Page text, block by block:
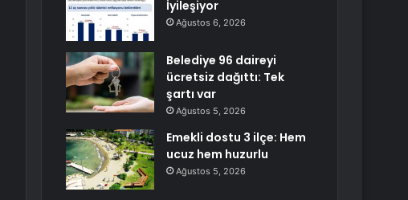
İyileşiyor
Ağustos 6, 2026
Belediye 96 daireyi
ücretsiz dağıttı: Tek
şartı var
Ağustos 5, 2026
Emekli dostu 3 ilçe: Hem
ucuz hem huzurlu
Ağustos 5, 2026